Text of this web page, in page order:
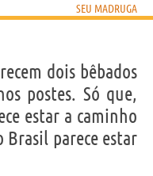
SEU MADRUGA
dois bêbados
postes. Só que,
estar a caminho
Brasil parece estar